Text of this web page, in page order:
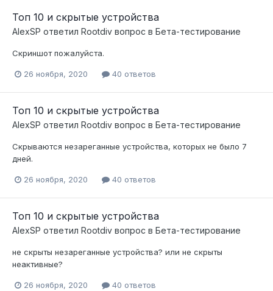
Топ 10 и скрытые устройства
AlexSP ответил Rootdiv вопрос в Бета-тестирование
Скриншот пожалуйста.
26 ноября, 2020 40 ответов
Топ 10 и скрытые устройства
AlexSP ответил Rootdiv вопрос в Бета-тестирование
Скрываются незареганные устройства, которых не было 7
дней.
26 ноября, 2020 40 ответов
Топ 10 и скрытые устройства
AlexSP ответил Rootdiv вопрос в Бета-тестирование
не скрыты незареганные устройства? или не скрыты
неактивные?
26 ноября, 2020 40 ответов